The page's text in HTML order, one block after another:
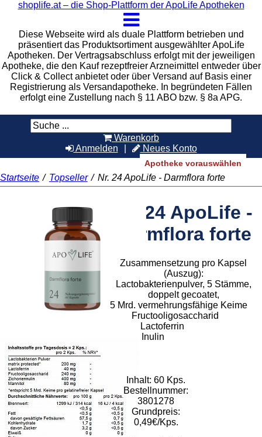
shoplife.at – die Shop-Plattform der ApoLife Apotheken
Diese Webseite wird als duale Plattform betrieben und
präsentiert das Produktsortiment ausgewählter ApoLife
Apotheken. Der Vertragsabschluss erfolgt mit der jeweiligen
Apotheke, die den Kauf rezeptfreier Arzneimittel entweder über
Click & Collect anbietet oder über Versand auf Basis einer
Registrierung als Versandapotheke. In begründeten Fällen
erfolgt eine Zustellung nach § 11 ABO bzw. § 8a APG.
Warenkorb
Anmelden
Neues Konto
Apotheke vorauswählen
Startseite / Topseller / Nr. 24 ApoLife - Darmflora forte
Nr. 24 ApoLife -
Darmflora forte
Zusammensetzung pro Kapsel
(Auszug):
Lactobakterienpulver, 5 Stämme,
doppelt gecoatet,
5 Mrd. vermehrungsfähige Keime
Fructooligosaccharid
Lactoferrin
Inulin
Inhalt: 60 Kps.
Bestellnummer:
3801278
Grundpreis:
0,49€/Kps.